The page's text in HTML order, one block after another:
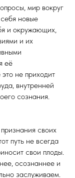
мир вокруг
новые
и окружающих,
и их
её
не приходит
внутренней
сознания.
своих
путь не всегда
свои плоды.
осознаннее и
заслуживаем.